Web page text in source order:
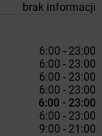
brak informacji
6:00 - 23:00
6:00 - 23:00
6:00 - 23:00
6:00 - 23:00
6:00 - 23:00
6:00 - 23:00
9:00 - 21:00